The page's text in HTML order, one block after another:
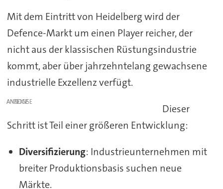
Mit dem Eintritt von Heidelberg wird der
Defence-Markt um einen Player reicher, der
nicht aus der klassischen Rüstungsindustrie
kommt, aber über jahrzehntelang gewachsene
industrielle Exzellenz verfügt.
ANZEIGE
Dieser
Schritt ist Teil einer größeren Entwicklung:
Diversifizierung: Industrieunternehmen mit
breiter Produktionsbasis suchen neue
Märkte.